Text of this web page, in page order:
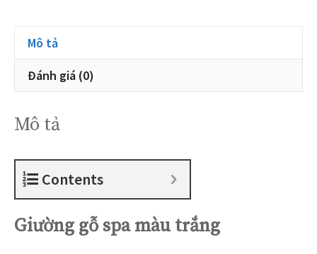
Mô tả
Đánh giá (0)
Mô tả
Contents
Giường gỗ spa màu trắng